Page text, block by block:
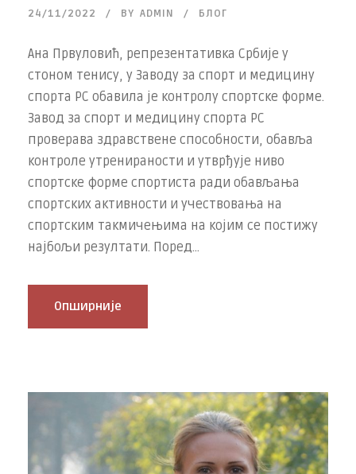
24/11/2022 BY ADMIN БЛОГ
Ана Првуловић, репрезентативка Србије у
стоном тенису, у Заводу за спорт и медицину
спорта РС обавила је контролу спортске форме.
Завод за спорт и медицину спорта РС
проверава здравствене способности, обавља
контроле утренираности и утврђује ниво
спортске форме спортиста ради обављања
спортских активности и учествовања на
спортским такмичењима на којим се постижу
најбољи резултати. Поред...
Опширније